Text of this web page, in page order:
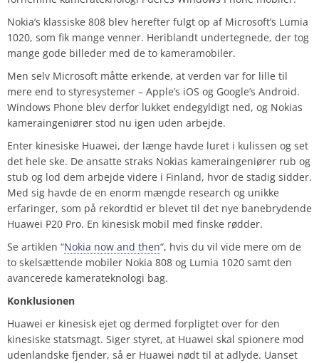
Nokia’s klassiske 808 blev herefter fulgt op af Microsoft’s Lumia
1020, som fik mange venner. Heriblandt undertegnede, der tog
mange gode billeder med de to kameramobiler.
Men selv Microsoft måtte erkende, at verden var for lille til
mere end to styresystemer – Apple’s iOS og Google’s Android.
Windows Phone blev derfor lukket endegyldigt ned, og Nokias
kameraingeniører stod nu igen uden arbejde.
Enter kinesiske Huawei, der længe havde luret i kulissen og set
det hele ske. De ansatte straks Nokias kameraingeniører rub og
stub og lod dem arbejde videre i Finland, hvor de stadig sidder.
Med sig havde de en enorm mængde research og unikke
erfaringer, som på rekordtid er blevet til det nye banebrydende
Huawei P20 Pro. En kinesisk mobil med finske rødder.
Se artiklen “Nokia now and then“, hvis du vil vide mere om de
to skelsættende mobiler Nokia 808 og Lumia 1020 samt den
avancerede kamerateknologi bag.
Konklusionen
Huawei er kinesisk ejet og dermed forpligtet over for den
kinesiske statsmagt. Siger styret, at Huawei skal spionere mod
udenlandske fjender, så er Huawei nødt til at adlyde. Uanset